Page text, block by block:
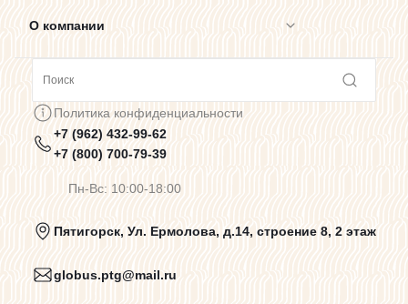
О компании
Предупреждения о цветопередаче
Политика конфиденциальности
Пользовательское соглашение
Политика конфиденциальности
+7 (962) 432-99-62
+7 (800) 700-79-39
Пн-Вс: 10:00-18:00
Пятигорск, Ул. Ермолова, д.14, строение 8, 2 этаж
globus.ptg@mail.ru